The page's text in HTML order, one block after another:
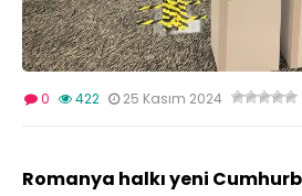
0 422 25 Kasım 2024
Romanya halkı yeni